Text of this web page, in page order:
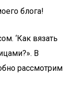
блога!
‘Как вязать
В
рассмотрим